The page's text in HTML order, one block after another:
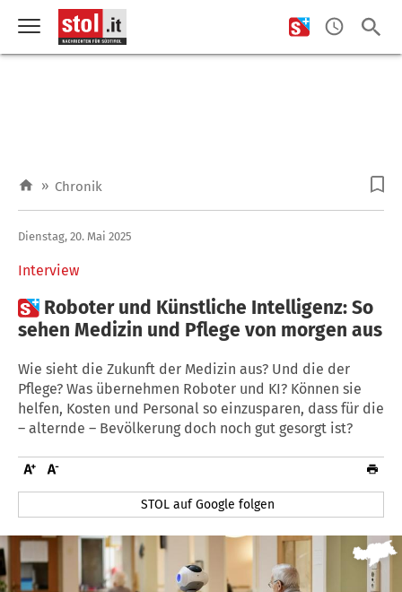
» Chronik
Interview
Dienstag, 20. Mai 2025
 Roboter und Künstliche Intelligenz: So
sehen Medizin und Pflege von morgen aus
Wie sieht die Zukunft der Medizin aus? Und die der
Pflege? Was übernehmen Roboter und KI? Können sie
helfen, Kosten und Personal so einzusparen, dass für die
– alternde – Bevölkerung doch noch gut gesorgt ist?
STOL auf Google folgen